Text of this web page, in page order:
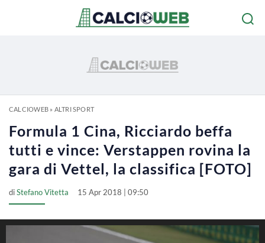
CALCIOWEB» ALTRI SPORT
Formula 1 Cina, Ricciardo beffa
tutti e vince: Verstappen rovina la
gara di Vettel, la classifica [FOTO]
diStefano Vitetta 15 Apr 2018 | 09:50